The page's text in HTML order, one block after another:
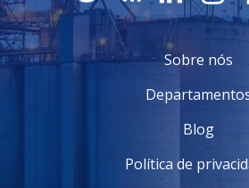
Sobre nós
Blog
Política de